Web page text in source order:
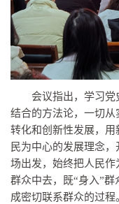
会议指出，学习党
结合的方法论，一切
转化和创新性发展，
民为中心的发展理念
场出发，始终把人民作
群众中去，既“身入”
成密切联系群众的过程